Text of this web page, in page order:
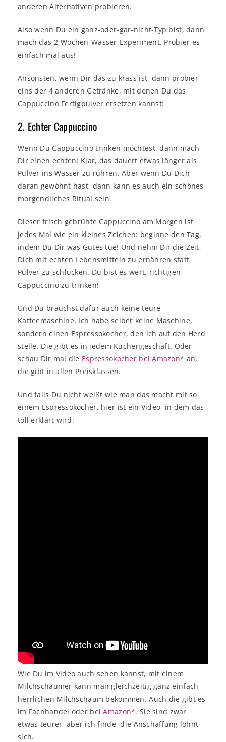
anderen Alternativen probieren.
Also wenn Du ein ganz-oder-gar-nicht-Typ bist, dann
mach das 2-Wochen-Wasser-Experiment. Probier es
einfach mal aus!
Ansonsten, wenn Dir das zu krass ist, dann probier
eins der 4 anderen Getränke, mit denen Du das
Cappuccino Fertigpulver ersetzen kannst:
2. Echter Cappuccino
Wenn Du Cappuccino trinken möchtest, dann mach
Dir einen echten! Klar, das dauert etwas länger als
Pulver ins Wasser zu rühren. Aber wenn Du Dich
daran gewöhnt hast, dann kann es auch ein schönes
morgendliches Ritual sein.
Dieser frisch gebrühte Cappuccino am Morgen ist
jedes Mal wie ein kleines Zeichen: beginne den Tag,
indem Du Dir was Gutes tue! Und nehm Dir die Zeit,
Dich mit echten Lebensmitteln zu ernähren statt
Pulver zu schlucken. Du bist es wert, richtigen
Cappuccino zu trinken!
Und Du brauchst dafür auch keine teure
Kaffeemaschine. Ich habe selber keine Maschine,
sondern einen Espressokocher, den ich auf den Herd
stelle. Die gibt es in jedem Küchengeschäft. Oder
schau Dir mal die Espressokocher bei Amazon* an,
die gibt in allen Preisklassen.
Und falls Du nicht weißt wie man das macht mit so
einem Espressokocher, hier ist ein Video, in dem das
toll erklärt wird:
Wie Du im Video auch sehen kannst, mit einem
Milchschäumer kann man gleichzeitig ganz einfach
herrlichen Milchschaum bekommen. Auch die gibt es
im Fachhandel oder beiAmazon*. Sie sind zwar
etwas teurer, aber ich finde, die Anschaffung lohnt
sich.